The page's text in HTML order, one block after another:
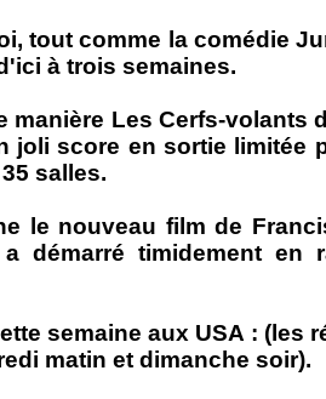
tout comme la comédie
à trois semaines.
manière Les Cerfs-volants
joli score en sortie limitée
salles.
le nouveau film de
démarré timidement en
semaine aux USA : (les
matin et dimanche soir).